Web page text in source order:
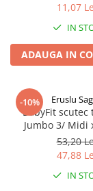
11,07
IN
ADAUGA IN
-10% Eruslu
BabyFit
Jumbo 3/ Midi
Zephyr
53,20
47,88
IN